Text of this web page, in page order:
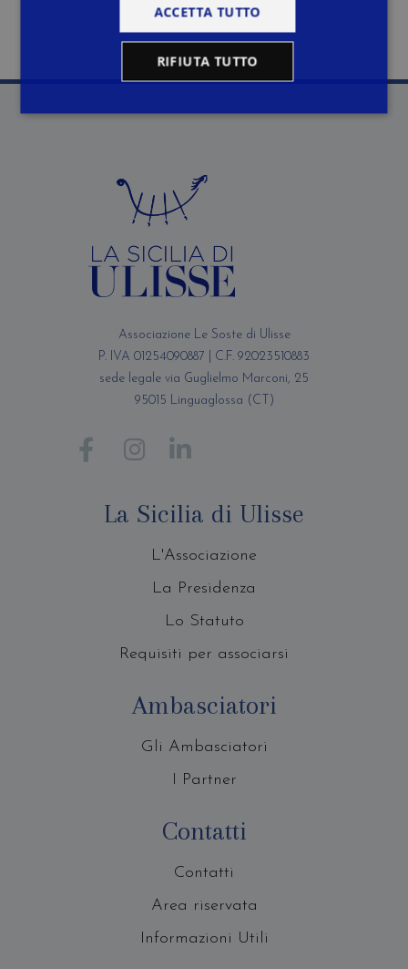
Associazione Le Soste di Ulisse
P. IVA 01254090887 | C.F. 92023510883
sede legale via Guglielmo Marconi, 25
95015 Linguaglossa (CT)
La Sicilia di Ulisse
L'Associazione
La Presidenza
Lo Statuto
Requisiti per associarsi
Ambasciatori
Gli Ambasciatori
I Partner
Contatti
Contatti
Area riservata
Informazioni Utili
ACCETTA TUTTO
RIFIUTA TUTTO